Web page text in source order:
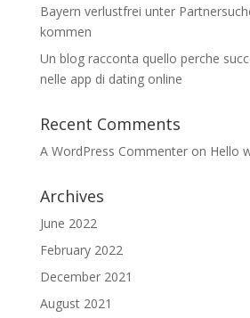
Bayern verlustfrei unter
kommen
Un blog racconta quello perche
nelle app di dating online
Recent Comments
A WordPress Commenteron Hello
Archives
June 2022
February 2022
December 2021
August 2021